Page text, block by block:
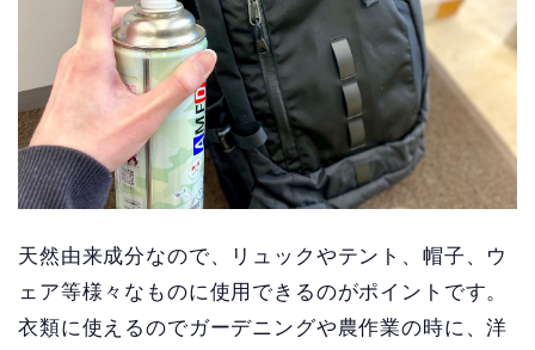
天然由来成分なので、リュックやテント、帽子、ウ
ェア等様々なものに使用できるのがポイントです。
衣類に使えるのでガーデニングや農作業の時に、洋